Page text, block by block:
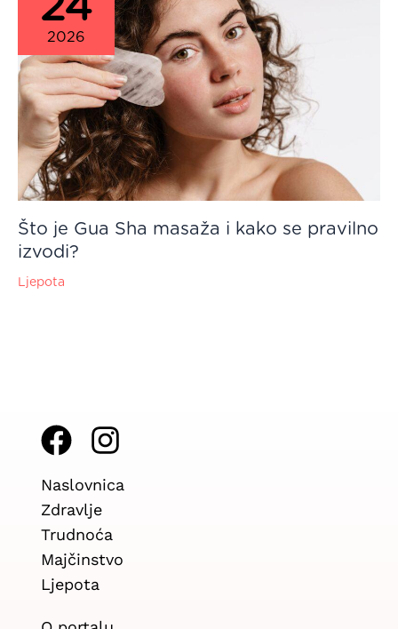
2026
Što je Gua Sha masaža i kako se pravilno
izvodi?
Ljepota
F
a
c
e
b
o
I
n
s
t
a
Naslovnica
Zdravlje
Trudnoća
Majčinstvo
Ljepota